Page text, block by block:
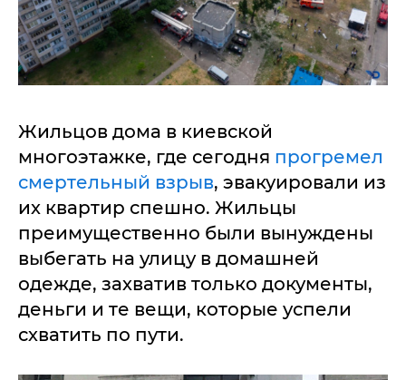
Жильцов дома в киевской
многоэтажке, где сегодня прогремел
смертельный взрыв, эвакуировали из
их квартир спешно. Жильцы
преимущественно были вынуждены
выбегать на улицу в домашней
одежде, захватив только документы,
деньги и те вещи, которые успели
схватить по пути.